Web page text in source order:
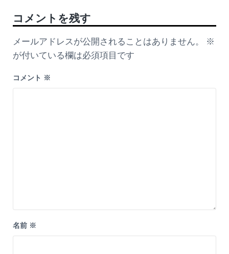
コメントを残す
メールアドレスが公開されることはありません。
※
が付いている欄は必須項目です
コメント ※
名前 ※